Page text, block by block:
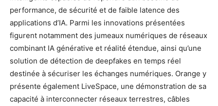
performance, de sécurité et de faible latence des
applications d’IA. Parmi les innovations présentées
figurent notamment des jumeaux numériques de réseaux
combinant IA générative et réalité étendue, ainsi qu’une
solution de détection de deepfakes en temps réel
destinée à sécuriser les échanges numériques. Orange y
présente également LiveSpace, une démonstration de sa
capacité à interconnecter réseaux terrestres, câbles